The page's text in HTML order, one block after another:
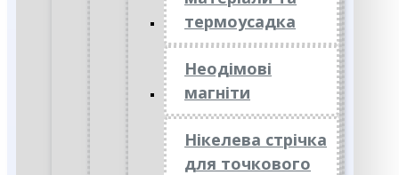
термоусадка
Неодімові
магніти
Нікелева стрічка
для точкового